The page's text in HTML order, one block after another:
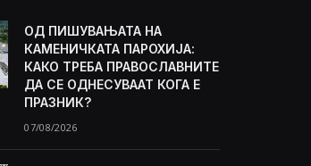
ОД ПИШУВАЊАТА НА
КАМЕНИЧКАТА ПАРОХИЈА:
КАКО ТРЕБА ПРАВОСЛАВНИТЕ
ДА СЕ ОДНЕСУВААТ КОГА Е
ПРАЗНИК?
07/08/2026